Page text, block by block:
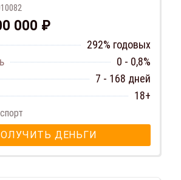
000 ₽
292% годовых
0 - 0,8%
7 - 168 дней
18+
ДЕНЬГИ